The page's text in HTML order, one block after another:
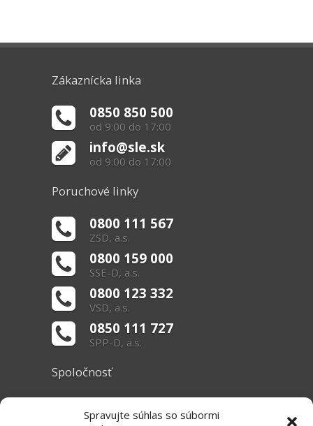
Spravujte súhlas so súbormi
Zákaznícka linka
0850 850 500
od 9:00 do 17:00
info@sle.sk
od 9:00 do 17:00
Poruchové linky
0800 111 567
ZSD, a.s.
0800 159 000
SSE-D, a.s.
0800 123 332
VSD, a.s.
0850 111 727
SPP-D, a.s.
Spoločnosť
O nás
Základné informácie